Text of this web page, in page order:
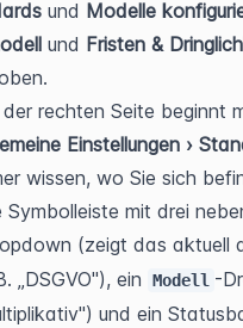
und Modelle
und Fristen &
rechten Seite beginnt
Einstellungen ›
wissen, wo Sie sich
mit drei
(zeigt das aktuell
„DSGVO"), ein
Modell -
und ein